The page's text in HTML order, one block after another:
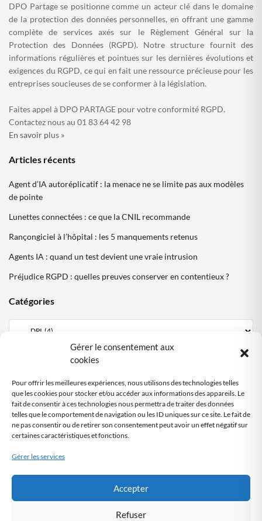
Gérer le consentement aux
cookies
Pour offrir les meilleures expériences, nous utilisons des technologies telles
que les cookies pour stocker et/ou accéder aux informations des appareils. Le
fait de consentir à ces technologies nous permettra de traiter des données
telles que le comportement de navigation ou les ID uniques sur ce site. Le fait de
ne pas consentir ou de retirer son consentement peut avoir un effet négatif sur
certaines caractéristiques et fonctions.
Gérer les services
Accepter
Refuser
DPO Partage se positionne comme un acteur clé dans le domaine
de la protection des données personnelles, en offrant une gamme
complète de services axés sur le Règlement Général sur la
Protection des Données (RGPD). Notre structure fournit des
informations régulières et pointues sur les dernières évolutions et
exigences du RGPD, ce qui en fait une ressource précieuse pour les
entreprises soucieuses de se conformer à la législation.
Faites appel à DPO PARTAGE pour votre conformité RGPD.
Contactez nous au 01 83 64 42 98
En savoir plus »
Articles récents
Agent d’IA autoréplicatif : la menace ne se limite pas aux modèles
de pointe
Lunettes connectées : ce que la CNIL recommande
Rançongiciel à l’hôpital : les 5 manquements retenus
Agents IA : quand un test devient une vraie intrusion
Préjudice RGPD : quelles preuves conserver en contentieux ?
Catégories
Mentions Légales
Politique cookies DPO Partagé
Nous contacter
Audit automatisé